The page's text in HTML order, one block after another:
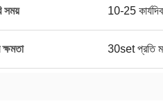
সময় 10-25
30set প্রতি